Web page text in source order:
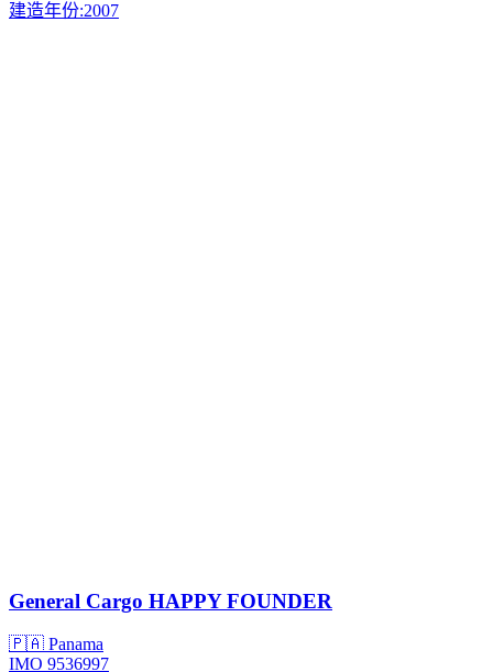
建造年份:2007
General Cargo HAPPY FOUNDER
🇵🇦 Panama
IMO 9536997